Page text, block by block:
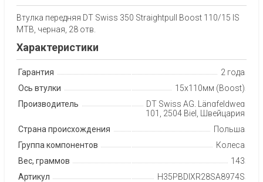
Втулка передняя DT Swiss 350 Straightpull Boost 110/15 IS
MTB, черная, 28 отв.
Характеристики
Гарантия
2 года
Ось втулки
15х110мм (Boost)
Производитель
DT Swiss AG, Längfeldweg
101, 2504 Biel, Швейцария
Страна происхождения
Польша
Группа компонентов
Колеса
Вес, граммов
143
Артикул
H35PBDIXR28SA8974S